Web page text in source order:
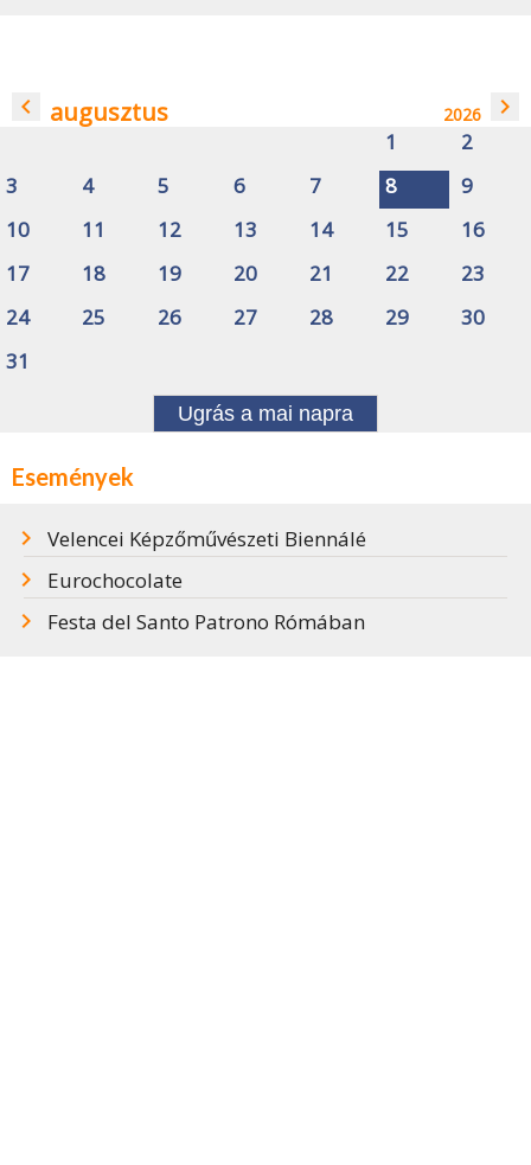
navigate_before augusztus 2026 navigate_next
1
2
3
4 5 6 7 8
9
10
11 12 13 14 15
16
17
18 19 20 21 22
23
24
25 26 27 28 29
30
31
Ugrás a mai napra
Események
Velencei Képzőművészeti Biennálé
Eurochocolate
Festa del Santo Patrono Rómában